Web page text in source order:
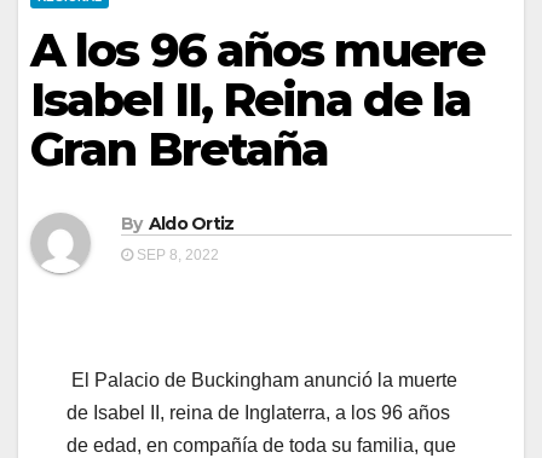
A los 96 años muere
Isabel II, Reina de la
Gran Bretaña
By Aldo Ortiz
SEP 8, 2022
El Palacio de Buckingham anunció la muerte
de Isabel II, reina de Inglaterra, a los 96 años
de edad, en compañía de toda su familia, que